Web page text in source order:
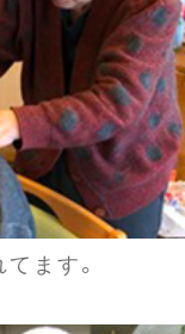
ます。